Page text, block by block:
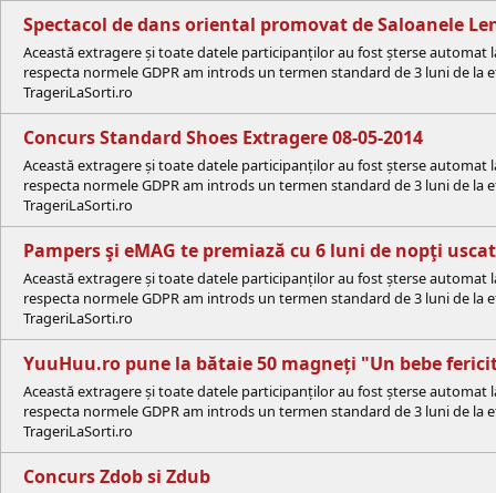
Spectacol de dans oriental promovat de Saloanele
Această extragere și toate datele participanților au fost șterse
respecta normele GDPR am introds un termen standard de 3 luni de
TrageriLaSorti.ro
Concurs Standard Shoes Extragere 08-05-2014
Această extragere și toate datele participanților au fost șterse
respecta normele GDPR am introds un termen standard de 3 luni de
TrageriLaSorti.ro
Pampers şi eMAG te premiază cu 6 luni de nopţi
Această extragere și toate datele participanților au fost șterse
respecta normele GDPR am introds un termen standard de 3 luni de
TrageriLaSorti.ro
YuuHuu.ro pune la bătaie 50 magneți "Un bebe
Această extragere și toate datele participanților au fost șterse
respecta normele GDPR am introds un termen standard de 3 luni de
TrageriLaSorti.ro
Concurs Zdob si Zdub